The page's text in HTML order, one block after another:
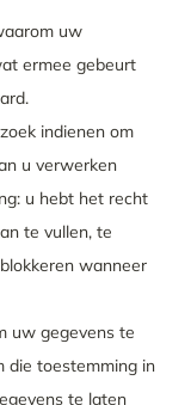
uw
ermee gebeurt
indienen om
u verwerken
u hebt het recht
te vullen, te
wanneer
uw gegevens te
die toestemming in
te laten